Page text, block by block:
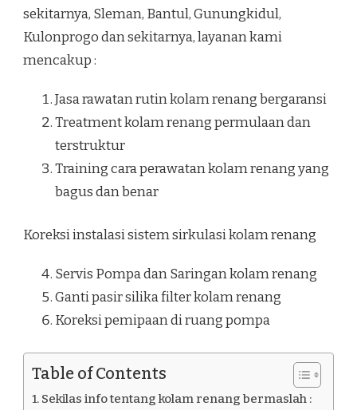
sekitarnya, Sleman, Bantul, Gunungkidul,
Kulonprogo dan sekitarnya, layanan kami
mencakup :
Jasa rawatan rutin kolam renang bergaransi
Treatment kolam renang permulaan dan
terstruktur
Training cara perawatan kolam renang yang
bagus dan benar
Koreksi instalasi sistem sirkulasi kolam renang
Servis Pompa dan Saringan kolam renang
Ganti pasir silika filter kolam renang
Koreksi pemipaan di ruang pompa
Table of Contents
Sekilas info tentang kolam renang bermaslah :